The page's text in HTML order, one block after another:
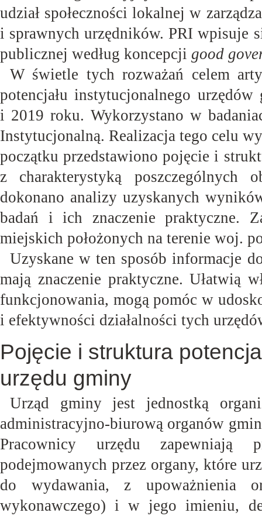
udział społeczności lokalnej w
i sprawnych urzędników. PRI wpisuje
publicznej według koncepcji good
W świetle tych rozważań celem
potencjału instytucjonalnego
i 2019 roku. Wykorzystano w
Instytucjonalną. Realizacja tego celu
początku przedstawiono pojęcie i
z charakterystyką poszczególnych
dokonano analizy uzyskanych
badań i ich znaczenie praktyczne.
miejskich położonych na terenie woj.
Uzyskane w ten sposób informacje
mają znaczenie praktyczne. Ułatwią
funkcjonowania, mogą pomóc w
i efektywności działalności tych
Pojęcie i struktura
urzędu gminy
Urząd gminy jest jednostką
administracyjno-biurową organów
Pracownicy urzędu zapewniają
podejmowanych przez organy, które
do wydawania, z upoważnienia
wykonawczego) i w jego imieniu,